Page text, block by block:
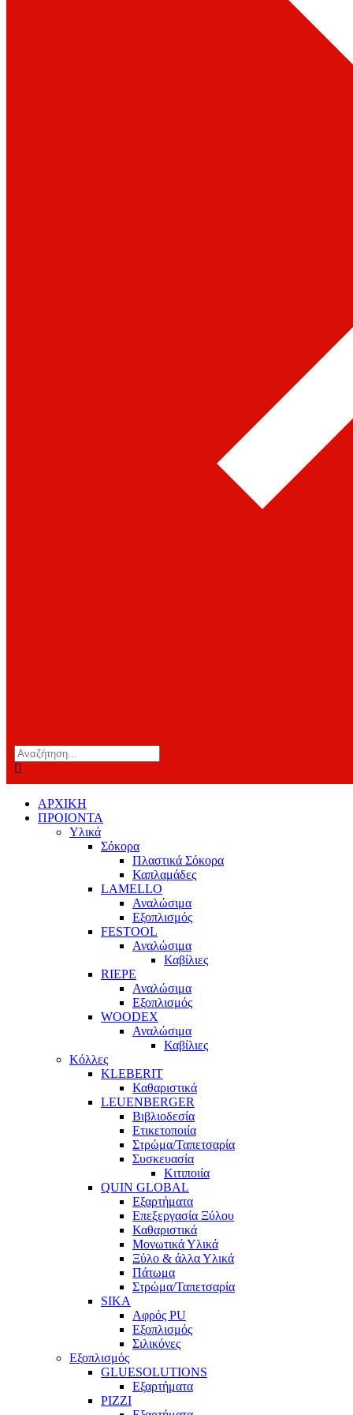
ΑΡΧΙΚΗ
ΠΡΟΙΟΝΤΑ
Υλικά
Σόκορα
Πλαστικά Σόκορα
Καπλαμάδες
LAMELLO
Αναλώσιμα
Εξοπλισμός
FESTOOL
Αναλώσιμα
Καβίλιες
RIEPE
Αναλώσιμα
Εξοπλισμός
WOODEX
Αναλώσιμα
Καβίλιες
Κόλλες
KLEBERIT
Καθαριστικά
LEUENBERGER
Βιβλιοδεσία
Ετικετοποιία
Στρώμα/Ταπετσαρία
Συσκευασία
Κιτιποιία
QUIN GLOBAL
Εξαρτήματα
Επεξεργασία Ξύλου
Καθαριστικά
Μονωτικά Υλικά
Ξύλο & άλλα Υλικά
Πάτωμα
Στρώμα/Ταπετσαρία
SIKA
Αφρός PU
Εξοπλισμός
Σιλικόνες
Εξοπλισμός
GLUESOLUTIONS
Εξαρτήματα
PIZZI